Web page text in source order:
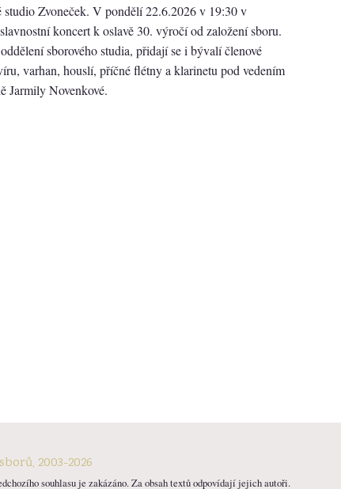
studio Zvoneček. V pondělí 22.6.2026 v 19:30 v
koncert k oslavě 30. výročí od založení sboru.
sborového studia, přidají se i bývalí členové
varhan, houslí, příčné flétny a klarinetu pod vedením
Jarmily Novenkové.
2003-2026
souhlasu je zakázáno. Za obsah textů odpovídají jejich autoři.